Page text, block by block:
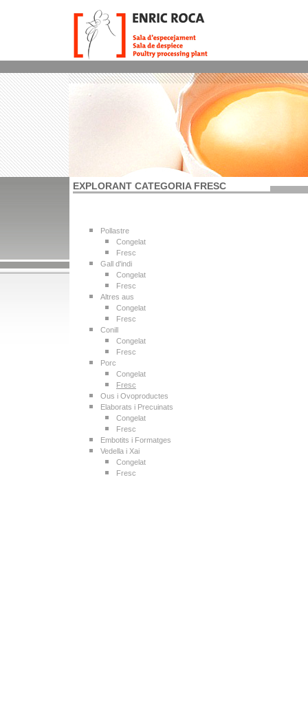
EXPLORANT CATEGORIA FRESC
Pollastre
Congelat
Fresc
Gall d'indi
Congelat
Fresc
Altres aus
Congelat
Fresc
Conill
Congelat
Fresc
Porc
Congelat
Fresc
Ous i Ovoproductes
Elaborats i Precuinats
Congelat
Fresc
Embotits i Formatges
Vedella i Xai
Congelat
Fresc